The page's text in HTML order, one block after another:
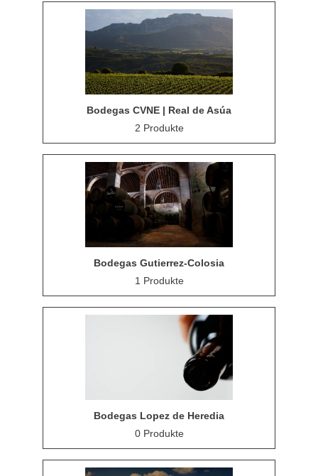
Bodegas CVNE | Real de Asúa
2 Produkte
Bodegas Gutierrez-Colosia
1 Produkte
Bodegas Lopez de Heredia
0 Produkte